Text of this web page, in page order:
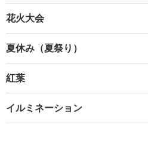
花火大会
夏休み（夏祭り）
紅葉
イルミネーション